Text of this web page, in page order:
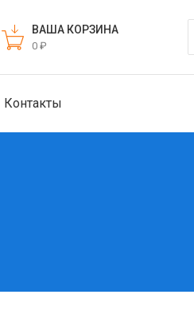
ВАША КОРЗИНА
0 ₽
Контакты